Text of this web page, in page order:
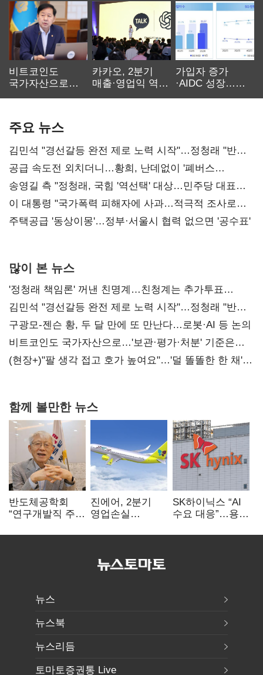
비트코인도
국가자산으로…'
카카오, 2분기
매출·영업익 역대
가입자 증가
·AIDC 성장…
주요 뉴스
김민석 "경선갈등 완전 제로 노력 시작"…정청래 "반명
공세 사과부터"
공급 속도전 외치더니…황희, 난데없이 '폐버스
리모델링' 제안
송영길 측 "정청래, 국힘 '역선택' 대상…민주당 대표로
총선 지휘 못해"
이 대통령 "국가폭력 피해자에 사과…적극적 조사로
진실 밝혀야"
주택공급 '동상이몽'…정부·서울시 협력 없으면 '공수표'
많이 본 뉴스
'정청래 책임론' 꺼낸 친명계…친청계는 추가투표
때리기
김민석 "경선갈등 완전 제로 노력 시작"…정청래 "반명
공세 사과부터 해야"
구광모-젠슨 황, 두 달 만에 또 만난다…로봇·AI 등 논의
비트코인도 국가자산으로…'보관·평가·처분' 기준은
숙제
(현장+)"팔 생각 접고 호가 높여요"…'덜 똘똘한 한 채'
함께 볼만한 뉴스
반도체공학회
“연구개발직 주
개선해야”
진에어, 2분기
영업손실
상승 여파
SK하이닉스 “AI
수요 대응”…용인
투자
뉴스
뉴스북
뉴스리듬
토마토증권통 Live